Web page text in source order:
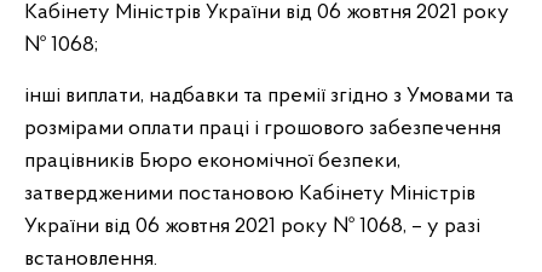
Кабінету Міністрів України від 06 жовтня 2021 року
№ 1068;
інші виплати, надбавки та премії згідно з Умовами та
розмірами оплати праці і грошового забезпечення
працівників Бюро економічної безпеки,
затвердженими постановою Кабінету Міністрів
України від 06 жовтня 2021 року № 1068, – у разі
встановлення.